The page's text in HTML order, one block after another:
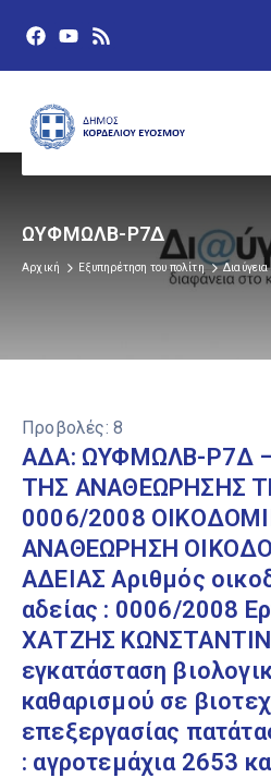
ΩΥΦΜΩΛΒ-Ρ7Δ
Αρχική Εξυπηρέτηση του πολίτη Διαύγεια
Προβολές: 8
ΑΔΑ: ΩΥΦΜΩΛΒ-Ρ7Δ
ΤΗΣ ΑΝΑΘΕΩΡΗΣΗΣ
0006/2008
ΑΝΑΘΕΩΡΗΣΗ
ΑΔΕΙΑΣ Αριθμός
αδείας : 0006/2008
ΧΑΤΖΗΣ
εγκατάσταση
καθαρισμού σε
επεξεργασίας
: αγροτεμάχια 2653